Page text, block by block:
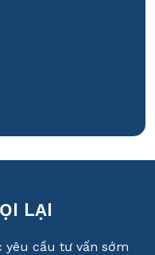
LẠI
yêu cầu tư vấn sớm